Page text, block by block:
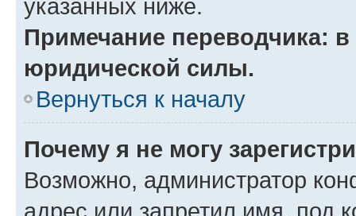
указанных ниже.
Примечание переводчика:
юридической силы.
Вернуться к началу
Почему я не могу
Возможно, администратор
адрес или запретил имя, под